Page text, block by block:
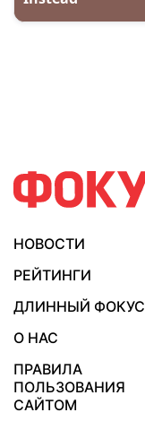
НОВОСТИ
РЕЙТИНГИ
ДЛИННЫЙ ФОКУС
О НАС
ПРАВИЛА
ПОЛЬЗОВАНИЯ
САЙТОМ